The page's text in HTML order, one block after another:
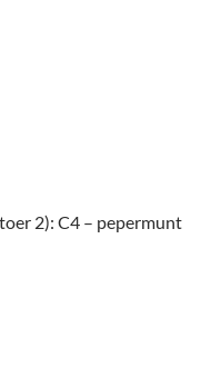
2): C4 – pepermunt